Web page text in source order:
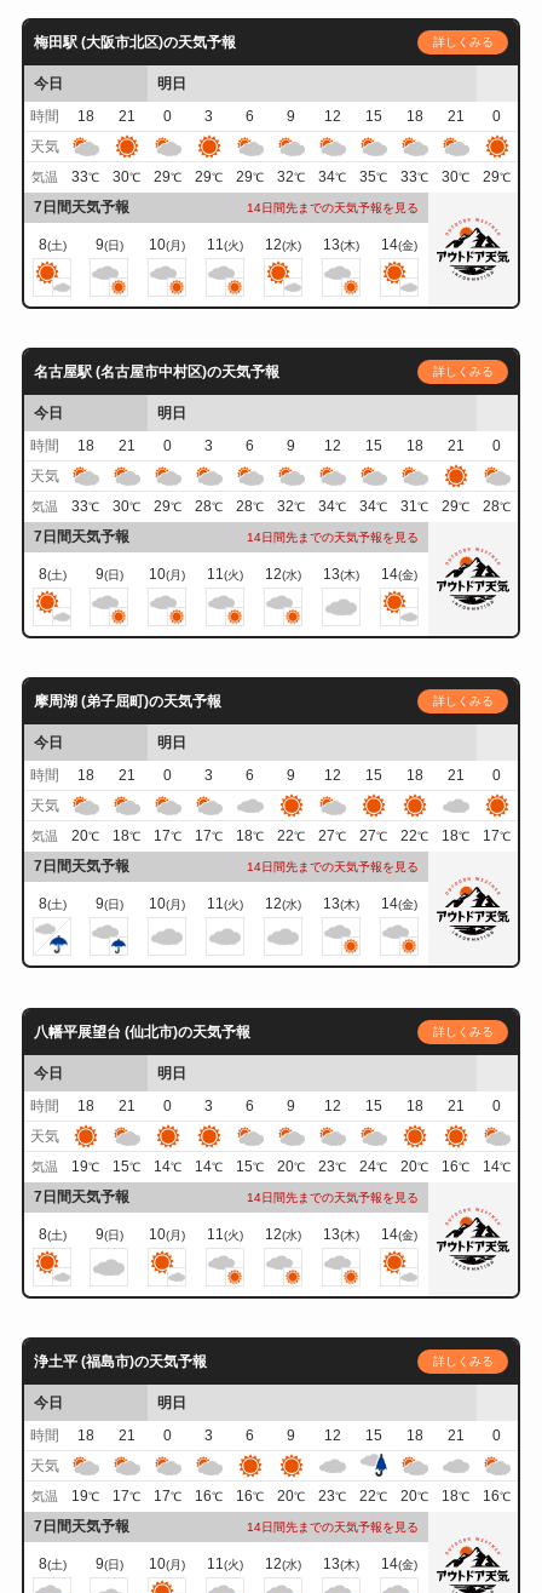
梅田駅 (大阪市北区)の天気予報 詳しくみる
今日
明日
時間
18 21 0 3 6 9 12 15 18 21
0
天気
気温 33℃ 30℃ 29℃ 29℃ 29℃ 32℃ 34℃ 35℃ 33℃ 30℃ 29℃
7日間天気予報 14日間先までの天気予報を見る
8(土) 9(日) 10(月) 11(火) 12(水) 13(木) 14(金)
名古屋駅 (名古屋市中村区)の天気予報 詳しくみる
今日
明日
時間
18 21 0 3 6 9 12 15 18 21
0
天気
気温 33℃ 30℃ 29℃ 28℃ 28℃ 32℃ 34℃ 34℃ 31℃ 29℃ 28℃
7日間天気予報 14日間先までの天気予報を見る
8(土) 9(日) 10(月) 11(火) 12(水) 13(木) 14(金)
摩周湖 (弟子屈町)の天気予報 詳しくみる
今日
明日
時間
18 21 0 3 6 9 12 15 18 21
0
天気
気温 20℃ 18℃ 17℃ 17℃ 18℃ 22℃ 27℃ 27℃ 22℃ 18℃ 17℃
7日間天気予報 14日間先までの天気予報を見る
8(土) 9(日) 10(月) 11(火) 12(水) 13(木) 14(金)
八幡平展望台 (仙北市)の天気予報 詳しくみる
今日
明日
時間
18 21 0 3 6 9 12 15 18 21
0
天気
気温 19℃ 15℃ 14℃ 14℃ 15℃ 20℃ 23℃ 24℃ 20℃ 16℃ 14℃
7日間天気予報 14日間先までの天気予報を見る
8(土) 9(日) 10(月) 11 (火) 12(水) 13(木) 14(金)
浄土平 (福島市)の天気予報 詳しくみる
今日
明日
時間
18 21 0 3 6 9 12 15 18 21
0
天気
気温 19℃ 17℃ 17℃ 16℃ 16℃ 20℃ 23℃ 22℃ 20℃ 18℃ 16℃
7日間天気予報 14日間先までの天気予報を見る
8(土) 9(日) 10(月) 11(火) 12(水) 13(木) 14(金)